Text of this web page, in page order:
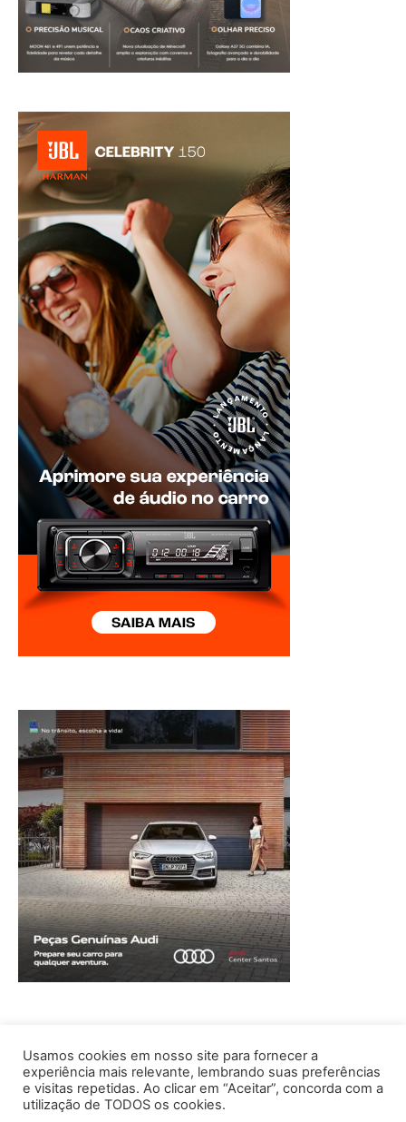
Usamos cookies em nosso site para fornecer a
experiência mais relevante, lembrando suas preferências
e visitas repetidas. Ao clicar em “Aceitar”, concorda com a
utilização de TODOS os cookies.